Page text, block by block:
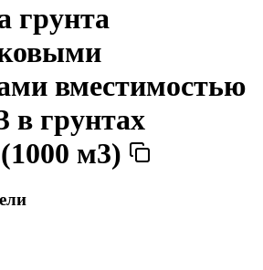
грунта
вместимостью
в грунтах
м3)